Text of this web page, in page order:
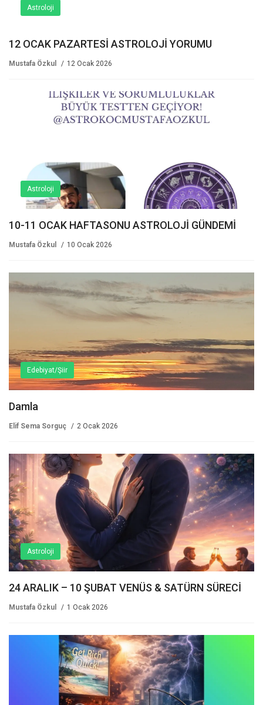
Astroloji
12 OCAK PAZARTESİ ASTROLOJİ YORUMU
Mustafa Özkul 12 Ocak 2026
Astroloji
10-11 OCAK HAFTASONU ASTROLOJİ GÜNDEMİ
Mustafa Özkul 10 Ocak 2026
Edebiyat/Şiir
Damla
Elif Sema Sorguç 2 Ocak 2026
Astroloji
24 ARALIK – 10 ŞUBAT VENÜS & SATÜRN SÜRECİ
Mustafa Özkul 1 Ocak 2026